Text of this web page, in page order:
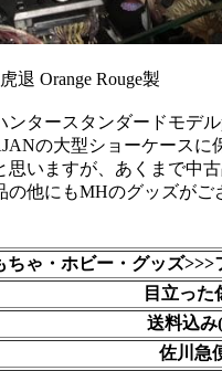
五虎退 Orange Rouge製
の大型ショーケース
思いますが、あくまで中
の他にもMHのグッズが
ちゃ・ホビー・グッズ
目立った
送料込み
佐川急